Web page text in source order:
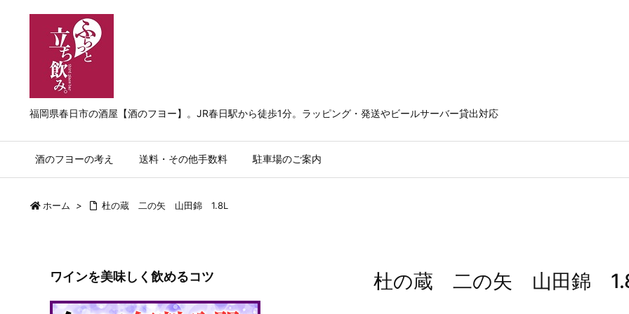
福岡県春日市の酒屋【酒のフヨー】。JR春日駅から徒歩1分。ラッピング・発送やビールサーバー貸出対応
酒のフヨーの考え 送料・その他手数料 駐車場のご案内
ホーム > 杜の蔵 二の矢 山田錦 1.8L
杜の蔵 二の矢 山田錦
ワインを美味しく飲めるコツ